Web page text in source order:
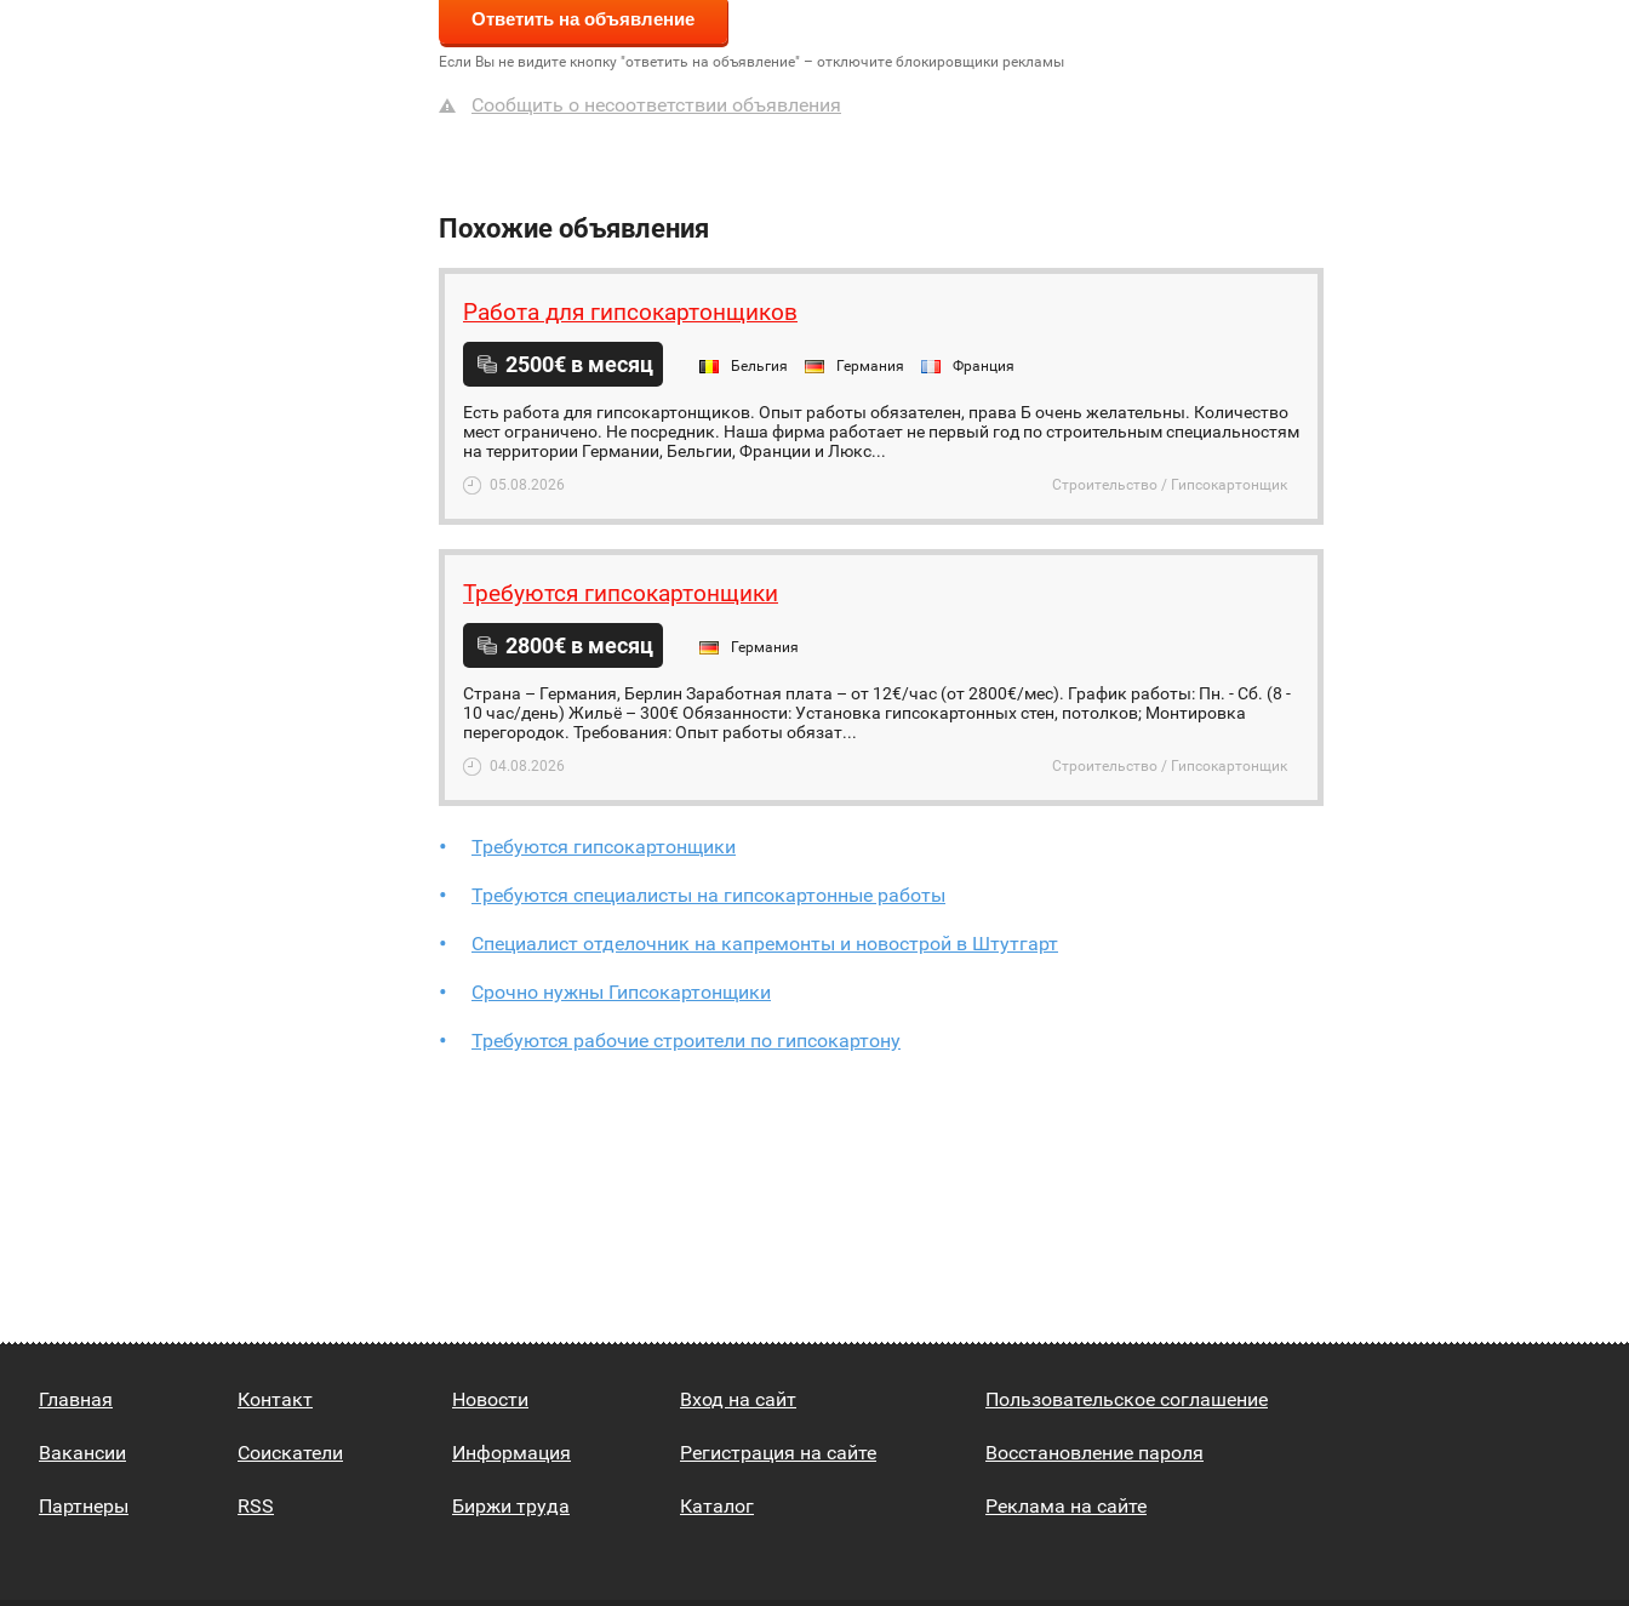
Если Вы не видите кнопку "ответить на объявление" – отключите блокировщики рекламы
Сообщить о несоответствии объявления
Похожие объявления
Работа для гипсокартонщиков
2500€ в месяц Бельгия Германия Франция
Есть работа для гипсокартонщиков. Опыт работы обязателен, права Б очень желательны. Количество
мест ограничено. Не посредник. Наша фирма работает не первый год по строительным специальностям
на территории Германии, Бельгии, Франции и Люкс...
05.08.2026 Строительство / Гипсокартонщик
Требуются гипсокартонщики
2800€ в месяц Германия
Страна – Германия, Берлин Заработная плата – от 12€/час (от 2800€/мес). График работы: Пн. - Сб. (8 -
10 час/день) Жильё – 300€ Обязанности: Установка гипсокартонных стен, потолков; Монтировка
перегородок. Требования: Опыт работы обязат...
04.08.2026 Строительство / Гипсокартонщик
Требуются гипсокартонщики
Требуются специалисты на гипсокартонные работы
Специалист отделочник на капремонты и новострой в Штутгарт
Срочно нужны Гипсокартонщики
Требуются рабочие строители по гипсокартону
Главная
Вакансии
Партнеры
Контакт
Соискатели
RSS
Новости
Информация
Биржи труда
Вход на сайт
Регистрация на сайте
Каталог
Пользовательское соглашение
Восстановление пароля
Реклама на сайте